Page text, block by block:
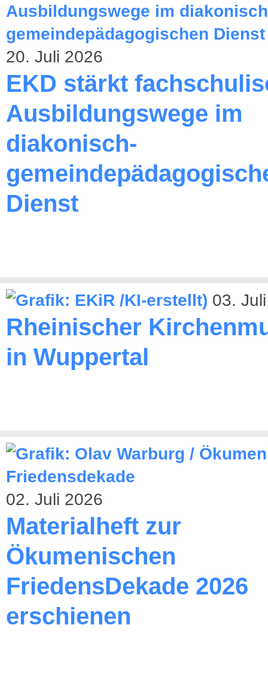
20. Juli 2026
EKD stärkt
Ausbildungswege im
diakonisch-
Dienst
03.
Rheinischer
in Wuppertal
02. Juli 2026
Materialheft zur
Ökumenischen
FriedensDekade 2026
erschienen